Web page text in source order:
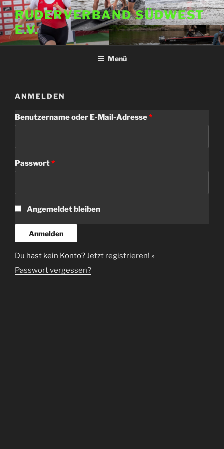
Zum
Inhalt
springen
RUDERVERBAND SÜDWEST
E.V.
Menü
ANMELDEN
Benutzername oder E-Mail-Adresse*
Passwort*
Angemeldet bleiben
Du hast kein Konto?Jetzt registrieren! »
Passwort vergessen?